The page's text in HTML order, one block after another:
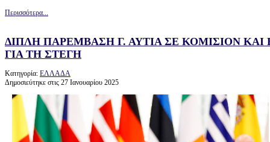
Περισσότερα...
ΔΙΠΛΗ ΠΑΡΕΜΒΑΣΗ Γ. ΑΥΤΙΑ ΣΕ ΚΟΜΙΣΙΟΝ
ΓΙΑ ΤΗ ΣΤΕΓΗ
Κατηγορία: ΕΛΛΑΔΑ
Δημοσιεύτηκε στις 27 Ιανουαρίου 2025